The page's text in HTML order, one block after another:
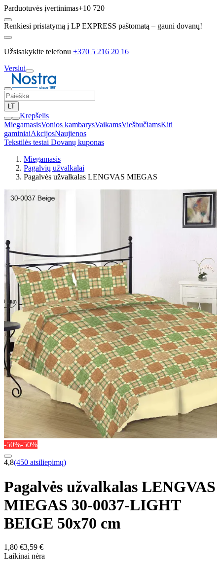
Parduotuvės įvertinimas+10 720
Renkiesi pristatymą į LP EXPRESS paštomatą – gauni dovanų!
Užsisakykite telefonu +370 5 216 20 16
Verslui
LT
Krepšelis
MiegamasisVonios kambarysVaikamsViešbučiamsKiti
gaminiaiAkcijosNaujienos
Tekstilės testai Dovanų kuponas
Miegamasis
Pagalvių užvalkalai
Pagalvės užvalkalas LENGVAS MIEGAS
-50%-50%
4,8(450 atsiliepimų)
Pagalvės užvalkalas LENGVAS
MIEGAS 30-0037-LIGHT
BEIGE 50x70 cm
1,80 €3,59 €
Laikinai nėra